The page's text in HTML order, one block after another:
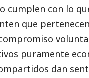
cumplen con lo
que
puramente
dan